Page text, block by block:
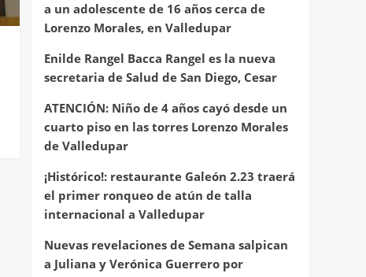
a un adolescente de 16 años cerca de
Lorenzo Morales, en Valledupar
Enilde Rangel Bacca Rangel es la nueva
secretaria de Salud de San Diego, Cesar
ATENCIÓN: Niño de 4 años cayó desde un
cuarto piso en las torres Lorenzo Morales
de Valledupar
¡Histórico!: restaurante Galeón 2.23 traerá
el primer ronqueo de atún de talla
internacional a Valledupar
Nuevas revelaciones de Semana salpican
a Juliana y Verónica Guerrero por